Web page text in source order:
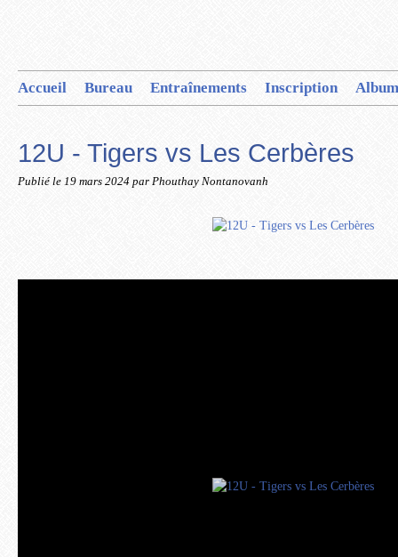
Accueil Bureau Entraînements Inscription
12U - Tigers vs Les Cerbères
Publié le 19 mars 2024 par Phouthay Nontanovanh